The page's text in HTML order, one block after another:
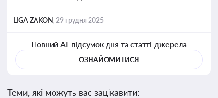
LIGA ZAKON, 29 грудня 2025
Повний AI-підсумок дня та статті-джерела
ОЗНАЙОМИТИСЯ
Теми, які можуть вас зацікавити: